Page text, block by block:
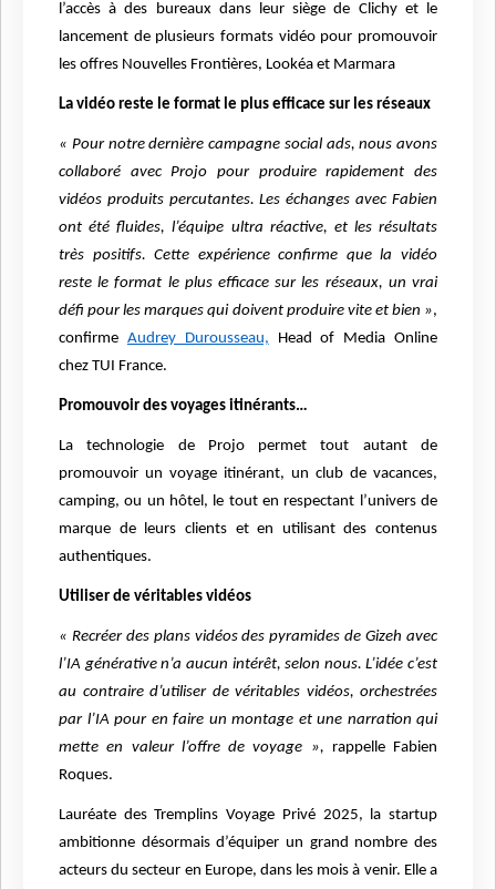
l’accès à des bureaux dans leur siège de Clichy et le
lancement de plusieurs formats vidéo pour promouvoir
les offres Nouvelles Frontières, Lookéa et Marmara
La vidéo reste le format le plus efficace sur les réseaux
« Pour notre dernière campagne social ads, nous avons
collaboré avec Projo pour produire rapidement des
vidéos produits percutantes. Les échanges avec Fabien
ont été fluides, l’équipe ultra réactive, et les résultats
très positifs. Cette expérience confirme que la vidéo
reste le format le plus efficace sur les réseaux, un vrai
défi pour les marques qui doivent produire vite et bien »,
confirme Audrey Durousseau, Head of Media Online
chez TUI France.
Promouvoir des voyages itinérants…
La technologie de Projo permet tout autant de
promouvoir un voyage itinérant, un club de vacances,
camping, ou un hôtel, le tout en respectant l’univers de
marque de leurs clients et en utilisant des contenus
authentiques.
Utiliser de véritables vidéos
« Recréer des plans vidéos des pyramides de Gizeh avec
l’IA générative n’a aucun intérêt, selon nous. L’idée c’est
au contraire d’utiliser de véritables vidéos, orchestrées
par l’IA pour en faire un montage et une narration qui
mette en valeur l’offre de voyage », rappelle Fabien
Roques.
Lauréate des Tremplins Voyage Privé 2025, la startup
ambitionne désormais d’équiper un grand nombre des
acteurs du secteur en Europe, dans les mois à venir. Elle a